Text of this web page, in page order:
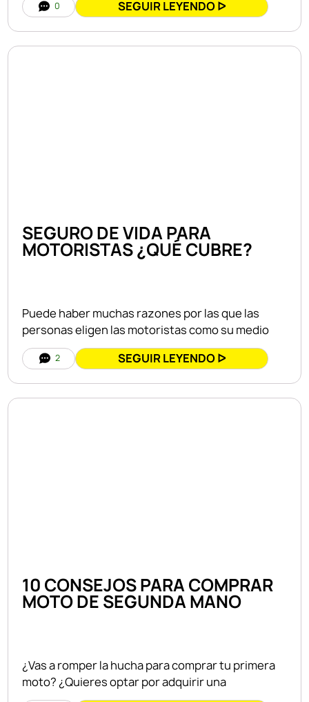
0 SEGUIR LEYENDO ᐅ
SEGURO DE VIDA PARA
MOTORISTAS ¿QUÉ CUBRE?
Puede haber muchas razones por las que las
personas eligen las motoristas como su medio
2 SEGUIR LEYENDO ᐅ
10 CONSEJOS PARA COMPRAR
MOTO DE SEGUNDA MANO
¿Vas a romper la hucha para comprar tu primera
moto? ¿Quieres optar por adquirir una